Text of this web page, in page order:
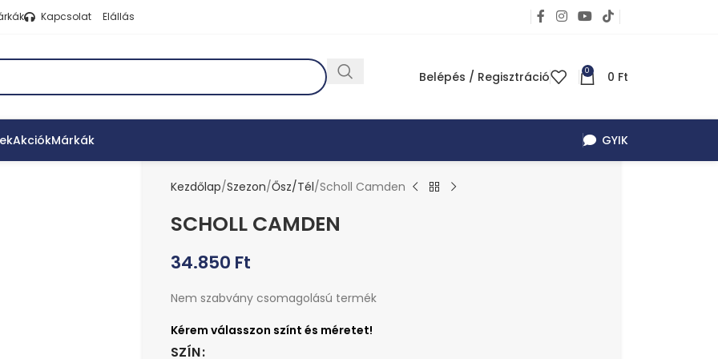
Kapcsolat Elállás
Belépés / Regisztráció 0 0 Ft
AkciókMárkák GYIK
Kezdőlap Szezon Ősz/Tél Scholl Camden
SCHOLL CAMDEN
34.850 Ft
Nem szabvány csomagolású termék
SZÍN